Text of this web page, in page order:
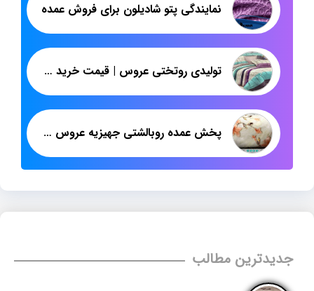
نمایندگی پتو شادیلون برای فروش عمده
تولیدی روتختی عروس | قیمت خرید عمده روتختی دونفره | پاندا
پخش عمده روبالشتی جهیزیه عروس مخمل سه بعدی
جدیدترین مطالب